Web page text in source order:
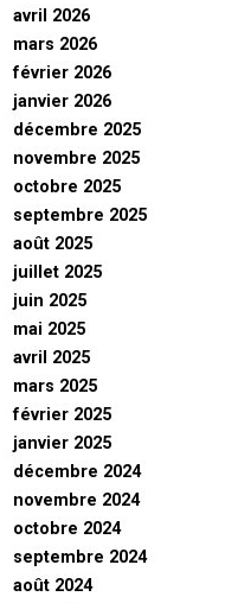
avril 2026
mars 2026
février 2026
janvier 2026
décembre 2025
novembre 2025
octobre 2025
septembre 2025
août 2025
juillet 2025
juin 2025
mai 2025
avril 2025
mars 2025
février 2025
janvier 2025
décembre 2024
novembre 2024
octobre 2024
septembre 2024
août 2024